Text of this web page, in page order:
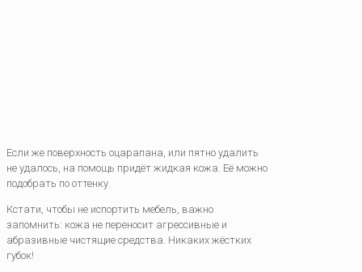
Если же поверхность оцарапана, или пятно удалить
не удалось, на помощь придёт жидкая кожа. Её можно
подобрать по оттенку.
Кстати, чтобы не испортить мебель, важно
запомнить: кожа не переносит агрессивные и
абразивные чистящие средства. Никаких жёстких
губок!